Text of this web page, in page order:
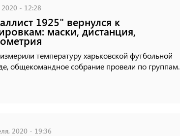
2020 - 12:28
1925" вернулся к
маски, дистанция,
температуру харьковской футбольной
общекомандное собрание провели по группам.
2020 - 19:36